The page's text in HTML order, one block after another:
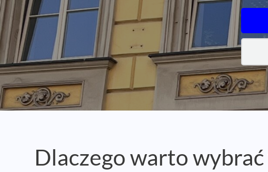
Dlaczego warto wybrać